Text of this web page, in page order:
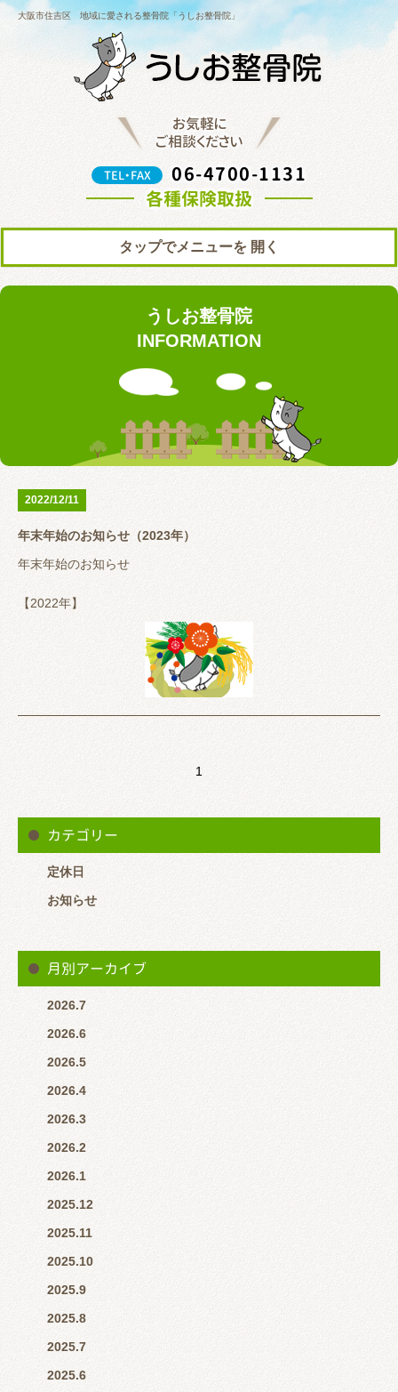
大阪市住吉区 地域に愛される整骨院「うしお整骨院」
お気軽に
ご相談ください
TEL・FAX
06-4700-1131
各種保険取扱
タップでメニューを
料金表
お知らせ
リアライン（骨盤矯正） トレーニング指導
お問い合わせ
うしお整骨院
INFORMATION
2022/12/11
年末年始のお知らせ（2023年）
年末年始のお知らせ
【2022年】
12月28日（水）9：00〜20：00
12月29日（木）9：00〜20：00
12月30日（金）休診
【2023年】
１月１日（日）休診
１月２日（月）休診
１月４日（水）9：00〜20：00
ります。
1
カテゴリー
定休日
お知らせ
月別アーカイブ
2026.7
2026.6
2026.5
2026.4
2026.3
2026.2
2026.1
2025.12
2025.11
2025.10
2025.9
2025.8
2025.7
2025.6